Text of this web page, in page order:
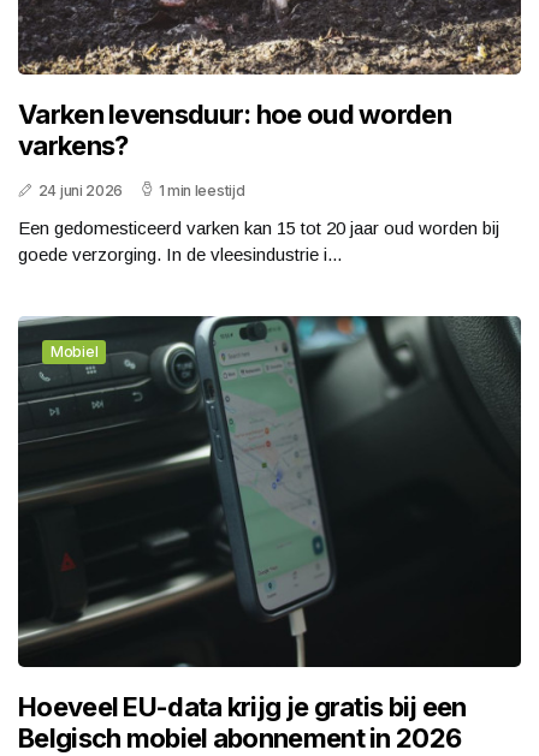
Varken levensduur: hoe oud worden
varkens?
24 juni 2026 1 min leestijd
Een gedomesticeerd varken kan 15 tot 20 jaar oud worden bij
goede verzorging. In de vleesindustrie i...
Mobiel
Hoeveel EU-data krijg je gratis bij een
Belgisch mobiel abonnement in 2026